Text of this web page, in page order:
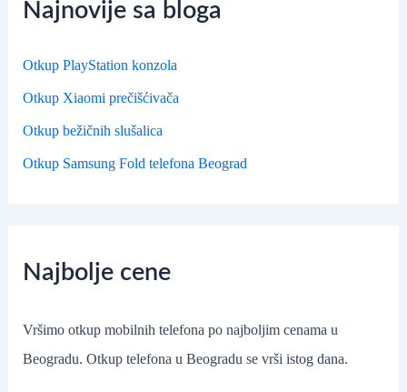
Najnovije sa bloga
Otkup PlayStation konzola
Otkup Xiaomi prečišćivača
Otkup bežičnih slušalica
Otkup Samsung Fold telefona Beograd
Najbolje cene
Vršimo otkup mobilnih telefona po najboljim cenama u
Beogradu. Otkup telefona u Beogradu se vrši istog dana.